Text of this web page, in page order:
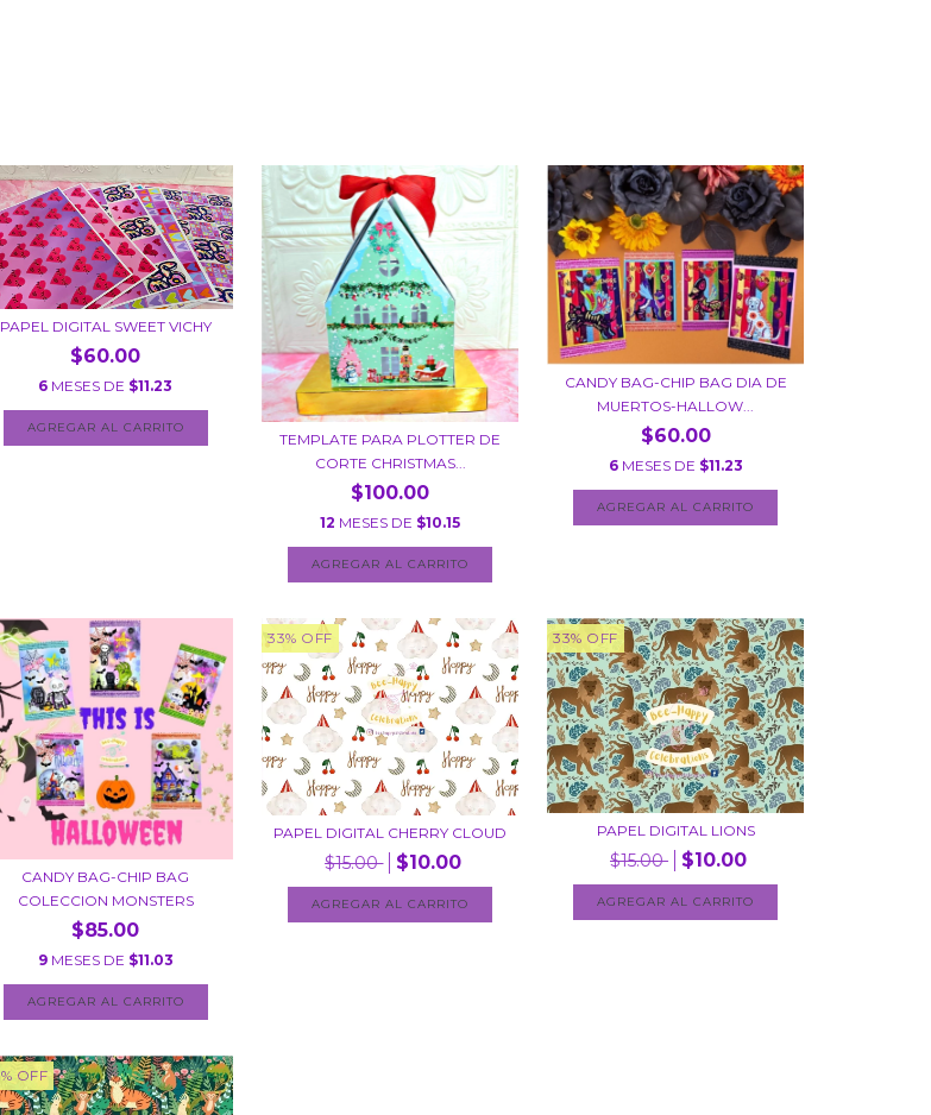
PAPEL DIGITAL SWEET VICHY
$60.00
6 MESES DE $11.23
TEMPLATE PARA PLOTTER DE
CORTE CHRISTMAS...
$100.00
12 MESES DE $10.15
CANDY BAG-CHIP BAG DIA DE
MUERTOS-HALLOW...
$60.00
6 MESES DE $11.23
CANDY BAG-CHIP BAG
COLECCION MONSTERS
$85.00
9 MESES DE $11.03
33% OFF
PAPEL DIGITAL CHERRY CLOUD
$15.00 $10.00
33% OFF
PAPEL DIGITAL LIONS
$15.00 $10.00
% OFF